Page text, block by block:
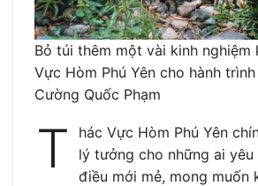
Bỏ túi thêm một vài kinh nghiệm
Vực Hòm Phú Yên cho hành
Cường Quốc Phạm
T
hác Vực Hòm Phú Yên
lý tưởng cho những ai yêu
điều mới mẻ, mong muốn